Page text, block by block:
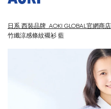
日系 西裝品牌 AOKI GLOBAL官網商店
竹纖涼感條紋襯衫 藍